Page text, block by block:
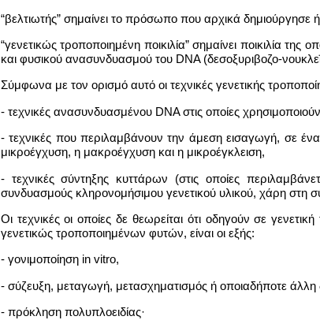
“βελτιωτής” σημαίνει το πρόσωπο που αρχικά
“γενετικώς τροποποιημένη ποικιλία” σημαίνει ποικιλία
και φυσικού ανασυνδυασμού του DNA (δεσοξυριβοζο-
Σύμφωνα με τον ορισμό αυτό οι τεχνικές γενετικής
- τεχνικές ανασυνδυασμένου DNA στις οποίες
- τεχνικές που περιλαμβάνουν την άμεση εισαγωγή, σε
μικροέγχυση, η μακροέγχυση και η μικροέγκλειση,
- τεχνικές σύντηξης κυττάρων (στις οποίες
συνδυασμούς κληρονομήσιμου γενετικού υλικού, χάρη
Οι τεχνικές οι οποίες δε θεωρείται ότι οδηγούν σε
γενετικώς τροποποιημένων φυτών, είναι οι εξής:
- γονιμοποίηση in vitro,
- σύζευξη, μεταγωγή, μετασχηματισμός ή οποιαδήποτε άλλη
- πρόκληση πολυπλοειδίας·